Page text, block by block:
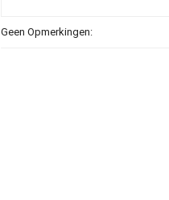
Geen Opmerkingen: